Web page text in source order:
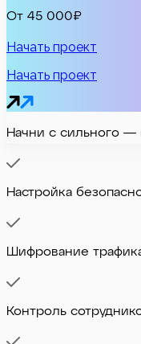
От 45 000₽
Начать проект
Начать проект
Начни с сильного —
Настройка
Шифрование
Контроль